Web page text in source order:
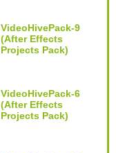
VideoHivePack-9
(After Effects
Projects Pack)
VideoHivePack-6
(After Effects
Projects Pack)